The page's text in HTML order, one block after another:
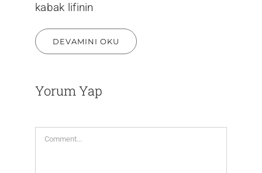
kabak lifinin
DEVAMINI OKU
Yorum Yap
Comment